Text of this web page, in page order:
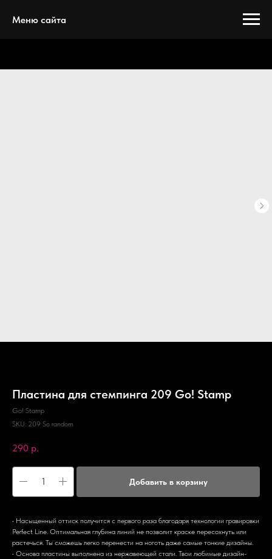
Меню сайта
Пластина для стемпинга 209 Go! Stamp
Go! Stamp
SKU: 209 So random
290 р.
Добавить в корзину
• Насыщенный оттиск получится с первого раза благодаря технологии гравировки
Perfect Line. Оптимальная глубина линий не позволит краске пересохнуть или
растечься. Ты сможешь легко перенести на ноготь даже самые тонкие дизайны.
• Основа пластины выполнена из нержавеющей стали. Твои любимые дизайн-